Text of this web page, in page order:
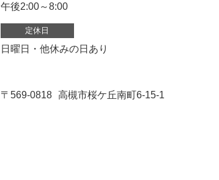
午後2:00～8:00
定休日
日曜日・他休みの日あり
〒569-0818 高槻市桜ケ丘南町6-15-1